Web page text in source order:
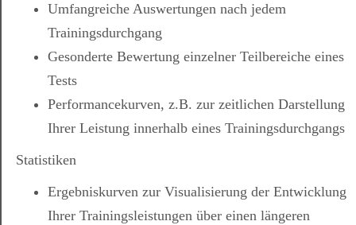
Umfangreiche Auswertungen nach jedem
Trainingsdurchgang
Gesonderte Bewertung einzelner Teilbereiche eines
Tests
Performancekurven, z.B. zur zeitlichen Darstellung
Ihrer Leistung innerhalb eines Trainingsdurchgangs
Statistiken
Ergebniskurven zur Visualisierung der Entwicklung
Ihrer Trainingsleistungen über einen längeren